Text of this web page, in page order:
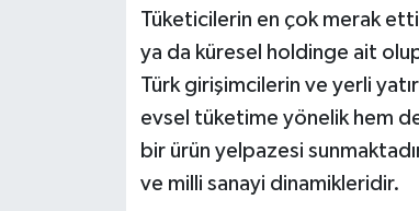
Tüketicilerin en çok merak
ya da küresel holdinge ait
Türk girişimcilerin ve yerli
evsel tüketime yönelik hem
bir ürün yelpazesi
ve milli sanayi dinamikleridir.